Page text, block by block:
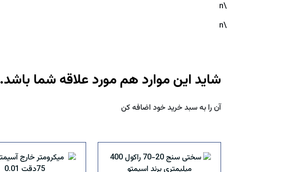
\n
\n
شاید این موارد هم مورد علاقه شما باشد.
آن را به سبد خرید خود اضافه کن